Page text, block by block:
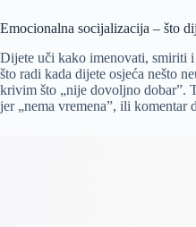
Emocionalna socijalizacija – što
Dijete uči kako imenovati, smiriti
što radi kada dijete osjeća nešto
krivim što „nije dovoljno dobar”.
jer „nema vremena”, ili komentar